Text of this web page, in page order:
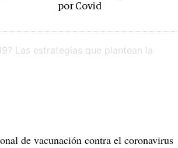
por Covid
de vacunación contra el coronavirus